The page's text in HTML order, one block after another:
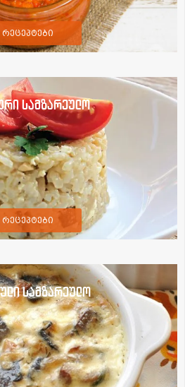
რეცეპტები
სამზარეულო
რეცეპტები
სამზარეულო